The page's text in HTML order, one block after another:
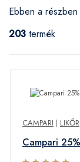
Ebben a
203 termék
CAMPARI | LIKŐR
Campari